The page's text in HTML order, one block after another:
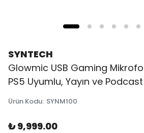
SYNTECH
Glowmic USB Gaming
PS5 Uyumlu, Yayın ve
Ürün Kodu: SYNM100
₺ 9,999.00